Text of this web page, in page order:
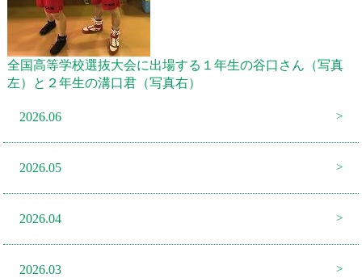
全国高等学校選抜大会に出場する１年生の谷口さん（写真
左）と２年生の溝口君（写真右）
2026.06
2026.05
2026.04
2026.03